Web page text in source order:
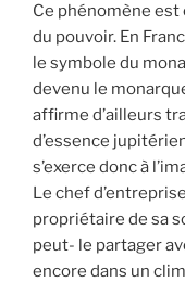
Ce phénomène
du pouvoir. En
le symbole du
devenu le
affirme d’ailleurs
d’essence
s’exerce donc à
Le chef
propriétaire de sa
peut- le partager
encore dans un